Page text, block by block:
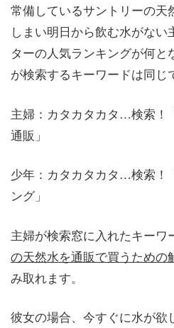
常備しているサントリーの天
しまい明日から飲む水がな
ターの人気ランキングが何
が検索するキーワードは同じ
主婦：カタカタカタ…検索
通販」
少年：カタカタカタ…検索
ング」
主婦が検索窓に入れたキーワ
の天然水を通販で買うための
み取れます。
彼女の場合、今すぐに水が欲